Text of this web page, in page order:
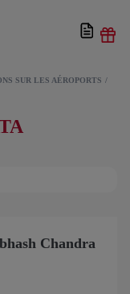
SUR LES AÉROPORTS
Chandra